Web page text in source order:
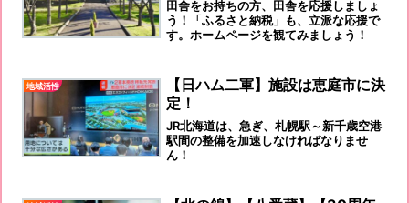
田舎をお持ちの方、田舎を応援しましょ
う！「ふるさと納税」も、立派な応援で
す。ホームページを観てみましょう！
地域活性
【日ハム二軍】施設は恵庭市に決
定！
JR北海道は、急ぎ、札幌駅～新千歳空港
駅間の整備を加速しなければなりませ
ん！